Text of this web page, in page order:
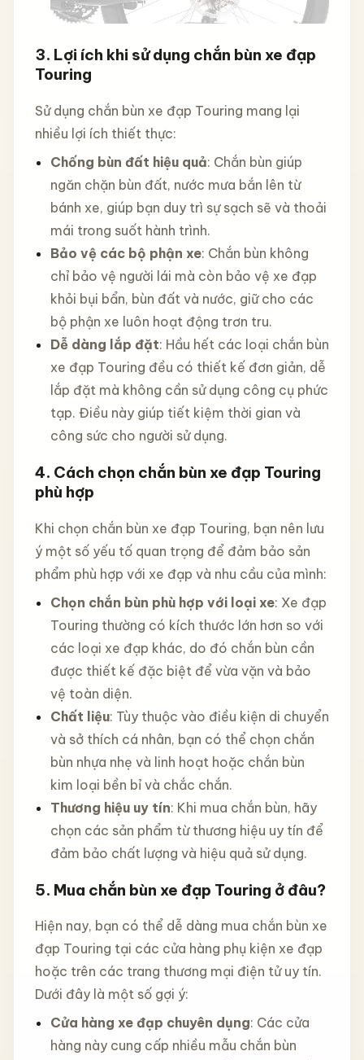
3. Lợi ích khi sử dụng chắn bùn xe đạp
Touring
Sử dụng chắn bùn xe đạp Touring mang lại
nhiều lợi ích thiết thực:
Chống bùn đất hiệu quả: Chắn bùn giúp
ngăn chặn bùn đất, nước mưa bắn lên từ
bánh xe, giúp bạn duy trì sự sạch sẽ và thoải
mái trong suốt hành trình.
Bảo vệ các bộ phận xe: Chắn bùn không
chỉ bảo vệ người lái mà còn bảo vệ xe đạp
khỏi bụi bẩn, bùn đất và nước, giữ cho các
bộ phận xe luôn hoạt động trơn tru.
Dễ dàng lắp đặt: Hầu hết các loại chắn bùn
xe đạp Touring đều có thiết kế đơn giản, dễ
lắp đặt mà không cần sử dụng công cụ phức
tạp. Điều này giúp tiết kiệm thời gian và
công sức cho người sử dụng.
4. Cách chọn chắn bùn xe đạp Touring
phù hợp
Khi chọn chắn bùn xe đạp Touring, bạn nên lưu
ý một số yếu tố quan trọng để đảm bảo sản
phẩm phù hợp với xe đạp và nhu cầu của mình:
Chọn chắn bùn phù hợp với loại xe: Xe đạp
Touring thường có kích thước lớn hơn so với
các loại xe đạp khác, do đó chắn bùn cần
được thiết kế đặc biệt để vừa vặn và bảo
vệ toàn diện.
Chất liệu: Tùy thuộc vào điều kiện di chuyển
và sở thích cá nhân, bạn có thể chọn chắn
bùn nhựa nhẹ và linh hoạt hoặc chắn bùn
kim loại bền bỉ và chắc chắn.
Thương hiệu uy tín: Khi mua chắn bùn, hãy
chọn các sản phẩm từ thương hiệu uy tín để
đảm bảo chất lượng và hiệu quả sử dụng.
5. Mua chắn bùn xe đạp Touring ở đâu?
Hiện nay, bạn có thể dễ dàng mua chắn bùn xe
đạp Touring tại các cửa hàng phụ kiện xe đạp
hoặc trên các trang thương mại điện tử uy tín.
Dưới đây là một số gợi ý:
Cửa hàng xe đạp chuyên dụng: Các cửa
hàng này cung cấp nhiều mẫu chắn bùn